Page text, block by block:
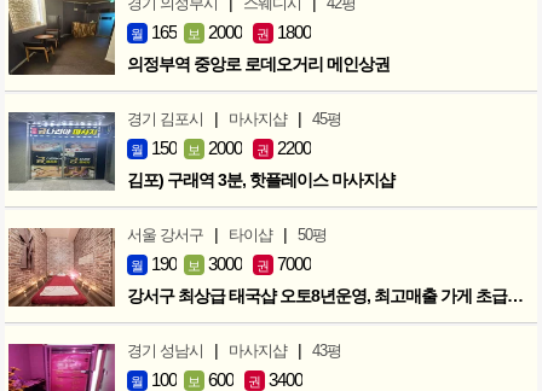
경기 의정부시 스웨디시 42평
월 165 보 2000 권 1800
의정부역 중앙로 로데오거리 메인상권
경기 김포시 | 마사지샵 | 45평
월 150 보 2000 권 2200
김포) 구래역 3분, 핫플레이스 마사지샵
서울 강서구 | 타이샵 | 50평
월 190 보 3000 권 7000
강서구 최상급 태국샵 오토8년운영, 최고매출 가게 초급매!!!
경기 성남시 | 마사지샵 | 43평
월 100 보 600 권 3400